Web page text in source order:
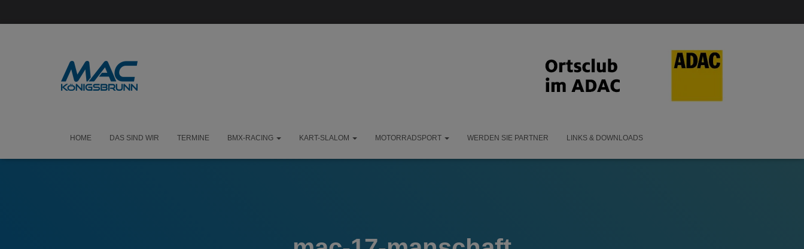
HOME DAS SIND WIR TERMINE BMX-RACING KART-SLALOM MOTORRADSPORT WERDEN SIE PARTNER LINKS & DOWNLOADS